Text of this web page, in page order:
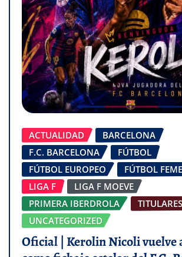
ACTUALIDAD
BARCELONA
F.C. BARCELONA
FÚTBOL
FÚTBOL EUROPEO
FÚTBOL
LIGA F
LIGA F MOEVE
PRIMERA IBERDROLA
UNCATEGORIZED
Oficial | Kerolin Nicoli vuelve